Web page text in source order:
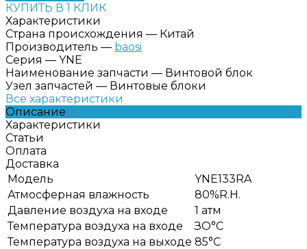
КУПИТЬ В 1 КЛИК
Характеристики
Страна происхождения — Китай
Производитель — baosi
Серия — YNE
Наименование запчасти — Винтовой блок
Узел запчастей — Винтовые блоки
Все характеристики
Описание
Характеристики
Статьи
Оплата
Доставка
Модель
YNE133RA
Атмосферная влажность
80%R.H.
Давление воздуха на входе
1 атм
Температура воздуха на входе
ЗО°С
Температура воздуха на выходе 85°С